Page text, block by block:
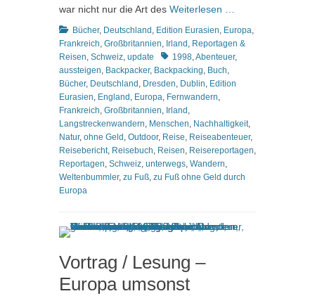
war nicht nur die Art des Weiterlesen …
Kategorien
Bücher, Deutschland Edition Eurasien Europa
Frankreich Großbritannien Irland Reportagen &
Reisen Schweiz update Schlagworte
1998 Abenteuer,
aussteigen Backpacker, Backpacking Buch
Bücher, Deutschland Dresden Dublin Edition
Eurasien England Europa Fernwandern
Frankreich Großbritannien Irland
Langstreckenwandern Menschen Nachhaltigkeit,
Natur, ohne Geld Outdoor, Reise Reiseabenteuer,
Reisebericht, Reisebuch Reisen Reisereportagen
Reportagen Schweiz unterwegs Wandern
Weltenbummler, zu Fuß zu Fuß ohne Geld durch
Europa
Vortrag / Lesung –
Europa umsonst